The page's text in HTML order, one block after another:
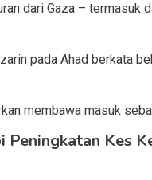
dari Gaza – termasuk
pada Ahad berkata
membawa masuk
Peningkatan Kes